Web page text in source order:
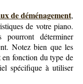
de déménagement,
de votre piano.
pourront déterminer
Notez bien que les
en fonction du type de
spécifique à utiliser